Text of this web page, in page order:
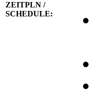
ZEITPLN /
SCHEDULE: